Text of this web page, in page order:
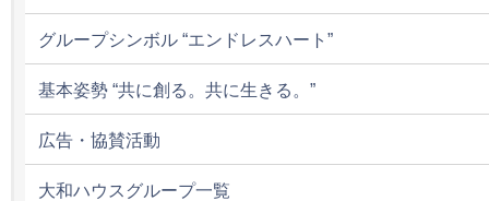
グループシンボル “エンドレスハート”
基本姿勢 “共に創る。共に生きる。”
広告・協賛活動
大和ハウスグループ一覧